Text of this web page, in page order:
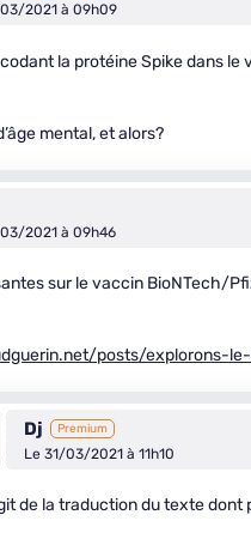
2021 à 09h09
la protéine Spike dans le
mental, et alors?
2021 à 09h46
sur le vaccin BioNTech/
posts/explorons-
Dj Premium
Le 31/03/2021 à 11h10
de la traduction du texte dont